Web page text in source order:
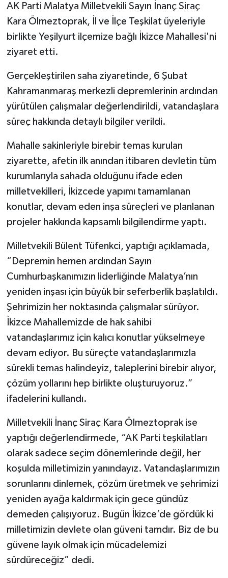
AK Parti Malatya Milletvekili Sayın İnanç Siraç
Kara Ölmeztoprak, İl ve İlçe Teşkilat üyeleriyle
birlikte Yeşilyurt ilçemize bağlı İkizce Mahallesi'ni
ziyaret etti.
Gerçekleştirilen saha ziyaretinde, 6 Şubat
Kahramanmaraş merkezli depremlerinin ardından
yürütülen çalışmalar değerlendirildi, vatandaşlara
süreç hakkında detaylı bilgiler verildi.
Mahalle sakinleriyle birebir temas kurulan
ziyarette, afetin ilk anından itibaren devletin tüm
kurumlarıyla sahada olduğunu ifade eden
milletvekilleri, İkizcede yapımı tamamlanan
konutlar, devam eden inşa süreçleri ve planlanan
projeler hakkında kapsamlı bilgilendirme yaptı.
Milletvekili Bülent Tüfenkci, yaptığı açıklamada,
“Depremin hemen ardından Sayın
Cumhurbaşkanımızın liderliğinde Malatya’nın
yeniden inşası için büyük bir seferberlik başlatıldı.
Şehrimizin her noktasında çalışmalar sürüyor.
İkizce Mahallemizde de hak sahibi
vatandaşlarımız için kalıcı konutlar yükselmeye
devam ediyor. Bu süreçte vatandaşlarımızla
sürekli temas halindeyiz, taleplerini birebir alıyor,
çözüm yollarını hep birlikte oluşturuyoruz.”
ifadelerini kullandı.
Milletvekili İnanç Siraç Kara Ölmeztoprak ise
yaptığı değerlendirmede, “AK Parti teşkilatları
olarak sadece seçim dönemlerinde değil, her
koşulda milletimizin yanındayız. Vatandaşlarımızın
sorunlarını dinlemek, çözüm üretmek ve şehrimizi
yeniden ayağa kaldırmak için gece gündüz
demeden çalışıyoruz. Bugün İkizce’de gördük ki
milletimizin devlete olan güveni tamdır. Biz de bu
güvene layık olmak için mücadelemizi
sürdüreceğiz” dedi.